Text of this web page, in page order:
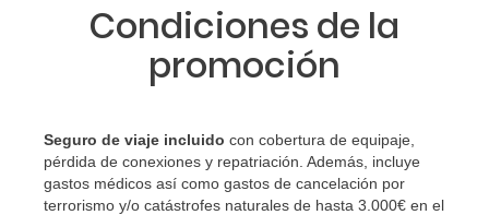
Condiciones de la
promoción
Seguro de viaje incluido con cobertura de equipaje,
pérdida de conexiones y repatriación. Además, incluye
gastos médicos así como gastos de cancelación por
terrorismo y/o catástrofes naturales de hasta 3.000€ en el